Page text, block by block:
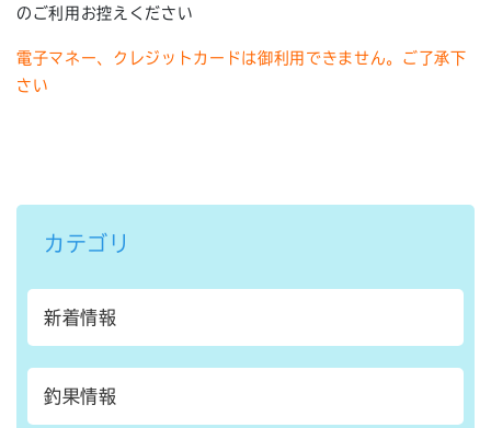
のご利用お控えください
電子マネー、クレジットカードは御利用できません。ご了承下
さい
カテゴリ
新着情報
釣果情報